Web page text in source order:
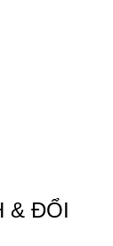
& ĐỔI